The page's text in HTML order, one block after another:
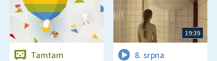
Tamtam
19:39
8. srpna